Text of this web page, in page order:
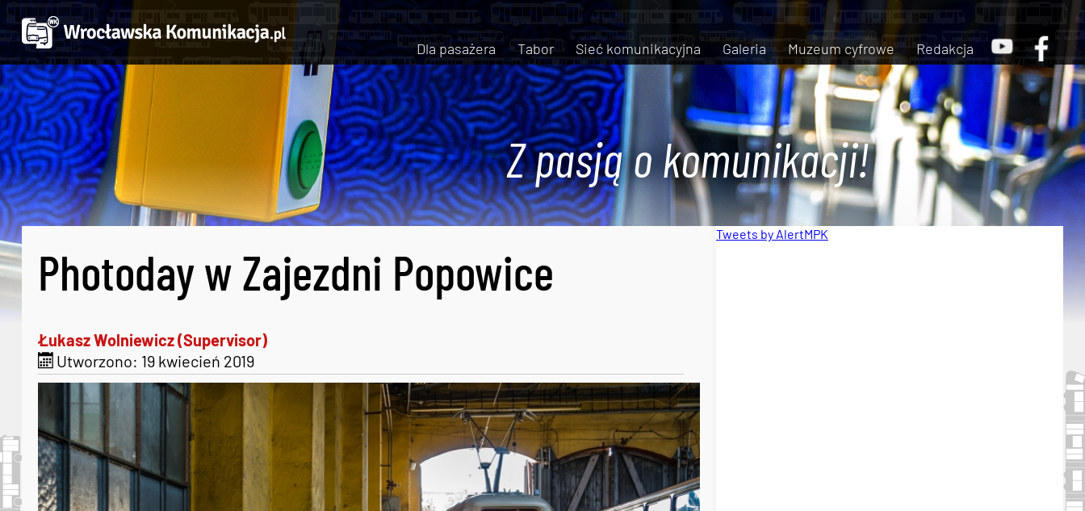
Dla pasażera Tabor Sieć komunikacyjna Galeria Muzeum cyfrowe Redakcja
Z pasją o komunikacji!
Photoday w Zajezdni Popowice
Łukasz Wolniewicz (Supervisor)
Utworzono: 19 kwiecień 2019
Tweets by AlertMPK